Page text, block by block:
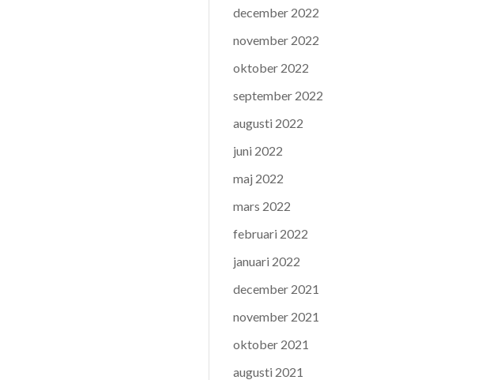
december 2022
november 2022
oktober 2022
september 2022
augusti 2022
juni 2022
maj 2022
mars 2022
februari 2022
januari 2022
december 2021
november 2021
oktober 2021
augusti 2021